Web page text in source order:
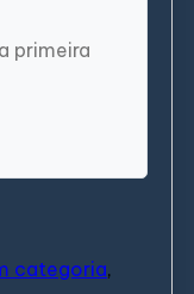
primeira
categoria,